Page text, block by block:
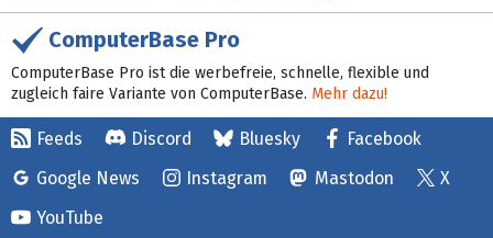
ComputerBase Pro
ComputerBase Pro ist die werbefreie, schnelle, flexible und
zugleich faire Variante von ComputerBase. Mehr dazu!
Feeds Discord Bluesky
Facebook
Google News
Instagram Mastodon
X
YouTube